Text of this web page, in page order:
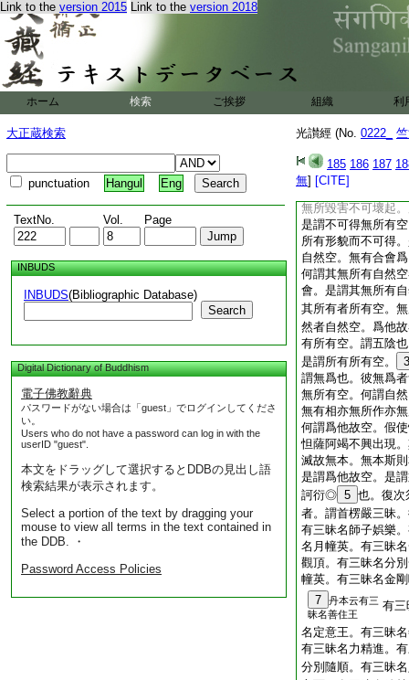
Link to the version 2015 Link to the version 2018
ホーム 検索 ご挨拶 組織 利
大正蔵検索
punctuation Hangul Eng
TextNo. Vol. Page
INBUDS
INBUDS(Bibliographic Database)
Search
Digital Dictionary of Buddhism
電子佛教辭典
パスワードがない場合は「guest」でログインしてくださ
い。
Users who do not have a password can log in with the
userID "guest".
本文をドラッグして選択するとDDBの見出し語
検索結果が表示されます。
Select a portion of the text by dragging your
mouse to view all terms in the text contained in
the DDB. ・
Password Access Policies
光讃經 (No. 0222_
185 186 187
無] [CITE]
切法空。一切法者
眼耳鼻＊舌身意。
識耳聲識鼻香識＊
眼所更耳鼻＊舌身
謂一切法空。彼何
無所有相。受痛痒
相。痛痒思想生死
身意。色聲香味細
有爲法相無爲法相
何謂不可得無所有
無所毀害不可壞起
是謂不可得無所有
所有形貌而不可得
自然空。無有合會
何謂其無所有自然
會。是謂其無所有
其所有者所有空。
然者自然空。爲他
有所有空。謂五陰
是謂所有所有空。
3
謂無爲也。彼無爲
無所有空。何謂自
無有相亦無所作亦
何謂爲他故空。假
怛薩阿竭不興出現
滅故無本。無本斯
是謂爲他故空。是
訶衍◎ 5 也。復次
者。謂首楞嚴三昧
有三昧名師子娯樂
名月幢英。有三昧
觀頂。有三昧名分
幢英。有三昧名金
7
丹本云有三
昧名善住王
有三
名定意王。有三昧
有三昧名力精進。
分別隨順。有三昧